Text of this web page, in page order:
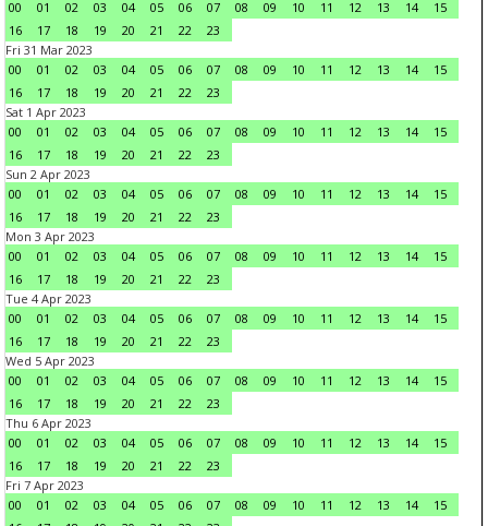
00
01 02 03 04 05 06 07 08 09 10 11 12 13 14
15
16
17 18 19 20 21 22
23
Fri 31 Mar 2023
00
01 02 03 04 05 06 07 08 09 10 11 12 13 14
15
16
17 18 19 20 21 22
23
Sat 1 Apr 2023
00
01 02 03 04 05 06 07 08 09 10 11 12 13 14
15
16
17 18 19 20 21 22
23
Sun 2 Apr 2023
00
01 02 03 04 05 06 07 08 09 10 11 12 13 14
15
16
17 18 19 20 21 22
23
Mon 3 Apr 2023
00
01 02 03 04 05 06 07 08 09 10 11 12 13 14
15
16
17 18 19 20 21 22
23
Tue 4 Apr 2023
00
01 02 03 04 05 06 07 08 09 10 11 12 13 14
15
16
17 18 19 20 21 22
23
Wed 5 Apr 2023
00
01 02 03 04 05 06 07 08 09 10 11 12 13 14
15
16
17 18 19 20 21 22
23
Thu 6 Apr 2023
00
01 02 03 04 05 06 07 08 09 10 11 12 13 14
15
16
17 18 19 20 21 22
23
Fri 7 Apr 2023
00
01 02 03 04 05 06 07 08 09 10 11 12 13 14
15